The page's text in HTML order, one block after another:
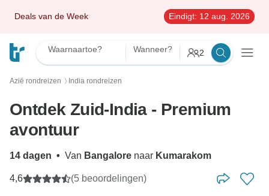
Deals van de Week Eindigt: 12 aug. 2026
Waarnaartoe? Wanneer? 2
Azië rondreizen 〉 India rondreizen
Ontdek Zuid-India - Premium
avontuur
14 dagen • Van Bangalore naar Kumarakom
4,6 (5 beoordelingen)